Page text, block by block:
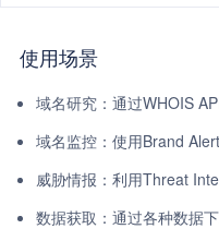
使用场景
域名研究：通过WHOIS
域名监控：使用Brand
威胁情报：利用Threat
数据获取：通过各种数据